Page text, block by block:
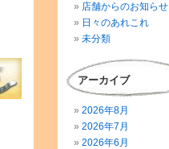
店舗からのお知らせ
日々のあれこれ
未分類
アーカイブ
2026年8月
2026年7月
2026年6月